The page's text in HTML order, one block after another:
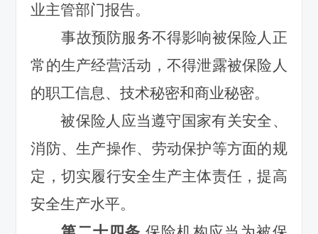
业主管部门报告。
事故预防服务不得影响被保险人正
常的生产经营活动，不得泄露被保险人
的职工信息、技术秘密和商业秘密。
被保险人应当遵守国家有关安全、
消防、生产操作、劳动保护等方面的规
定，切实履行安全生产主体责任，提高
安全生产水平。